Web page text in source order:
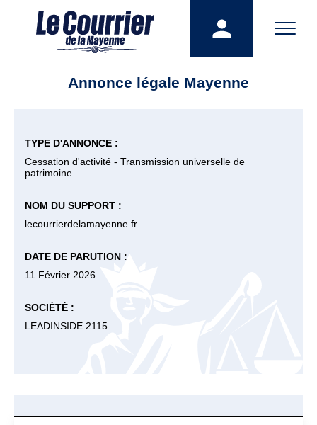
Annonce légale Mayenne
TYPE D'ANNONCE :
Cessation d'activité - Transmission universelle de
patrimoine
NOM DU SUPPORT :
lecourrierdelamayenne.fr
DATE DE PARUTION :
11 Février 2026
SOCIÉTÉ :
LEADINSIDE 2115